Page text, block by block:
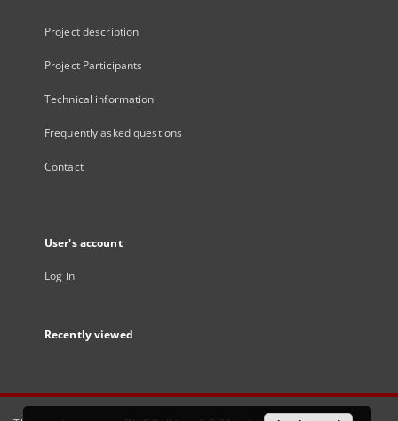
Project description
Project Participants
Technical information
Frequently asked questions
Contact
User's account
Log in
Recently viewed